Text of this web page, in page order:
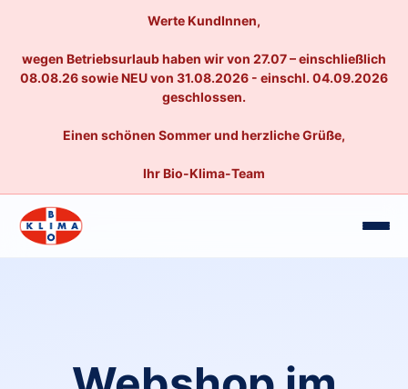
Werte KundInnen,
wegen Betriebsurlaub haben wir von 27.07 – einschließlich
08.08.26 sowie NEU von 31.08.2026 - einschl. 04.09.2026
geschlossen.
Einen schönen Sommer und herzliche Grüße,
Ihr Bio-Klima-Team